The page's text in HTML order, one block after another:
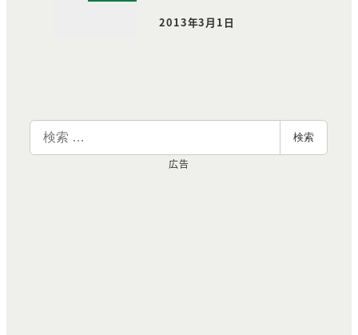
投稿日
2013年3月1日
検
索
検索
広告